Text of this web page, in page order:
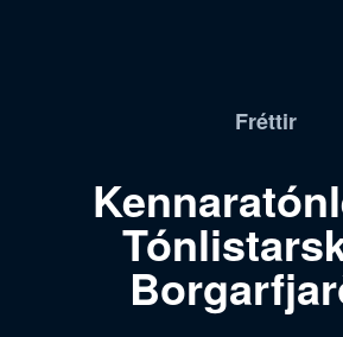
Fréttir